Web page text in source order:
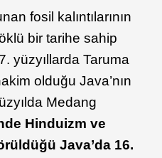
fosil kalıntılarının
bir tarihe sahip
yüzyıllarda Taruma
olduğu Java’nın
Medang
Hinduizm ve
Java’da 16.